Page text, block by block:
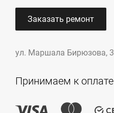
Заказать ремонт
ул. Маршала Бирюзова, 3
Принимаем к оплате